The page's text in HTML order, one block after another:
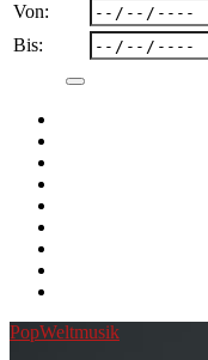
Von:
Bis:
PopWeltmusik